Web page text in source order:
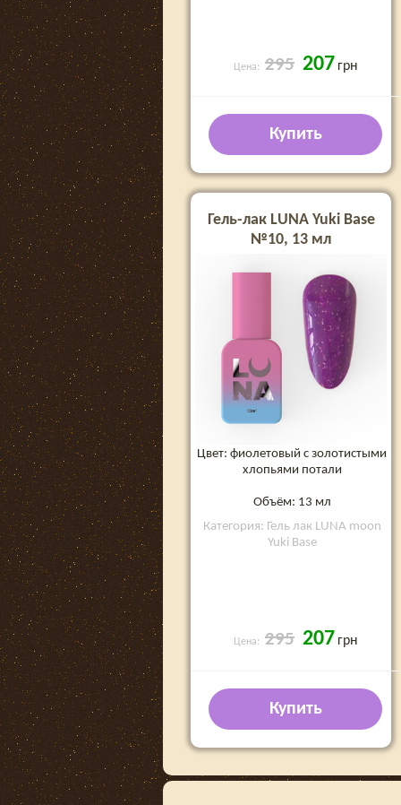
Цена: 295 207 грн
Купить
Гель-лак LUNA Yuki Base
№10, 13 мл
Цвет: фиолетовый с золотистыми
хлопьями потали
Объём: 13 мл
Категория: Гель лак LUNA moon
Yuki Base
Цена: 295 207 грн
Купить